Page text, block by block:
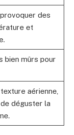
des
et
bien mûrs pour
aérienne,
déguster la